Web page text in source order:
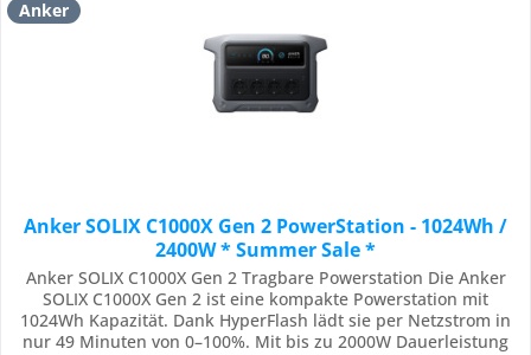
Anker
Anker SOLIX C1000X Gen 2 PowerStation - 1024Wh /
2400W * Summer Sale *
Anker SOLIX C1000X Gen 2 Tragbare Powerstation Die Anker
SOLIX C1000X Gen 2 ist eine kompakte Powerstation mit
1024Wh Kapazität. Dank HyperFlash lädt sie per Netzstrom in
nur 49 Minuten von 0–100%. Mit bis zu 2000W Dauerleistung